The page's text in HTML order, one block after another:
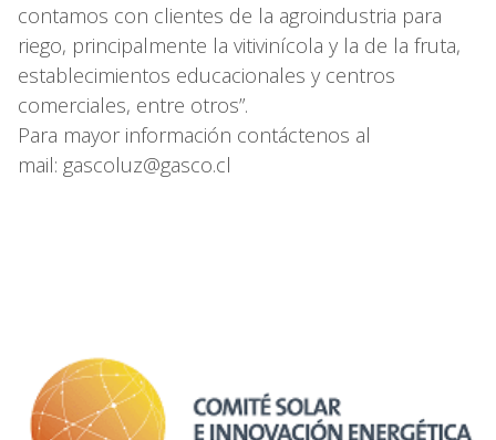
contamos con clientes de la agroindustria para
riego, principalmente la vitivinícola y la de la fruta,
establecimientos educacionales y centros
comerciales, entre otros”.
Para mayor información contáctenos al
mail: gascoluz@gasco.cl